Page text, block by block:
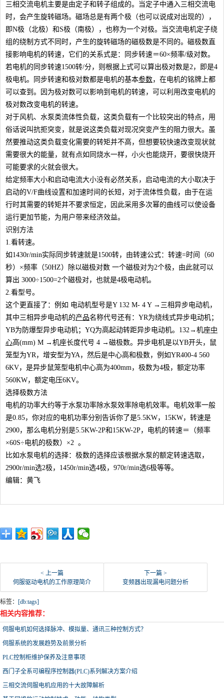
三相交流电机主要是由定子和转子组成的。当定子中通入三相交流电
时，会产生旋转磁场。磁场总是有两个极（也可以说成对出现的），
即N极（北极）和S极（南极），也称为一个对极。当交流电机定子绕
组的绕制方式不同时，产生的旋转磁场的磁极数是不同的。磁极数直
接影响电机的转速，它们的关系式是：同步转速＝60×频率/级对数。
若电机的同步转速1500转/分，则根据上式可以算出极对数是2，即是4
极电机。同步转速和极对数都是电机的基本参数，在电机的铭牌上都
可以查到。因为极对数可以影响到电机的转速，可以利用改变电机的
极对数改变电机的转速。
对于风机、水泵类流体性负载，这类负载有一个比较突出的特点，用
俗话说叫抗拒突变，就是说这类负载对现况突变产生的阻力很大。虽
然要推动这类负载变化需要的转矩并不高，但想要较快速改变现状就
需要很大的能量，就有点如同烧水一样，小火也能烧开，要很快烧开
可能要求的火就会很大。
给定频率大小和启动电流大小没有必然关系，启动电流的大小取决于
启动的V/F曲线设置和加速时间的长短，对于流体性负载，由于在运
行时其需要的转矩并不要求恒定，因此采用多次幂的曲线可以使设备
运行更加节能，为用户带来经济效益。
识别方法
1.看转速。
如1430r/min实际同步转速就是1500转，由转速公式：转速=时间（60
秒）×频率（50HZ）除以磁极对数 一个磁极对为2个极，由此就可以
算出 3000÷1500=2个磁极对，也就是4极电动机。
2.看型号。
这个更直接了：例如 电动机型号是Y 132 M- 4 Y →三相异步电动机，
其中三相异步电动机的产品名称代号还有：YR为绕线式异步电动机；
YB为防爆型异步电动机；YQ为高起动转距异步电动机。132→机座中
心高(mm) M →机座长度代号 4 →磁极数。异步电机是以YB开头，鼠
笼型为YR，增安型为YA，然后是中心高和极数，例如YR400-4 560
6KV，是异步鼠笼型电机中心高为400mm，极数为4极，额定功率
560KW，额定电压6KV。
选择极数方法
电机的功率大约等于水泵功率除水泵效率除电机效率。电机效率一般
是0.85，你对应的电机功率分别告诉你了是5.5KW，15KW，转速是
2900，那么电机分别是5.5KW-2P和15KW-2P，电机的转速＝（频率
×60S÷电机的极数）×2 。
比如水泵电机的选择：极数的选择应该根据水泵的额定转速选取，
2900r/min选2极，1450r/min选4极，970r/min选6极等等。
编辑：黄飞
< 上一篇
伺服驱动电机的工作原理简介
下一篇 >
变频器出现漏电问题分析
标签： [db:tags]
相关内容推荐：
伺服电机如何选择脉冲、模拟量、通讯三种控制方式？
伺服系统的发展趋势及前景分析
PLC控制柜维护保养及注意事项
西门子全系可编程序控制器(PLC)系列解决方案介绍
三相交流伺服电机应用的十大故障解析